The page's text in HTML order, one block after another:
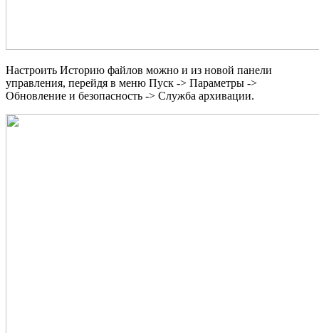
Настроить Историю файлов можно и из новой панели
управления, перейдя в меню Пуск -> Параметры ->
Обновление и безопасность -> Служба архивации.